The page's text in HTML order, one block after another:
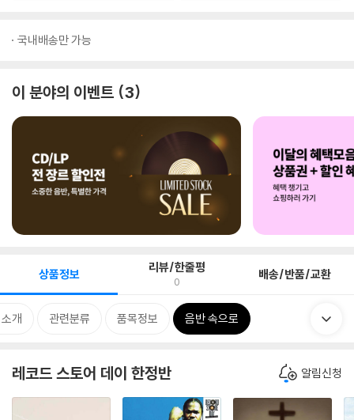
국내배송만 가능
이 분야의 이벤트 3
상품정보 리뷰/한줄평
0 배송/반품/교환
개 관련분류 품목정보 음반 속으로
레코드 스토어 데이 한정반 알림신청